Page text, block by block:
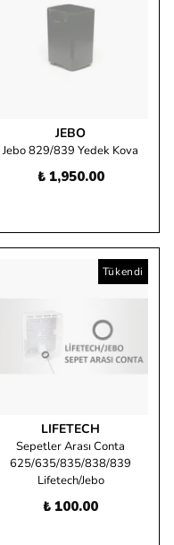
JEBO
Jebo 829/839 Yedek Kova
₺ 1,950.00
Tükendi
LIFETECH
Sepetler Arası Conta
625/635/835/838/839
Lifetech/Jebo
₺ 100.00